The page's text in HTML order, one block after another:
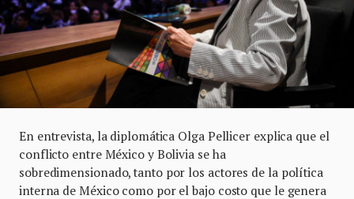
En entrevista, la diplomática Olga Pellicer explica que el
conflicto entre México y Bolivia se ha
sobredimensionado, tanto por los actores de la política
interna de México como por el bajo costo que le genera